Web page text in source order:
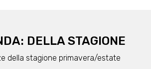
DELLA STAGIONE
della stagione primavera/estate